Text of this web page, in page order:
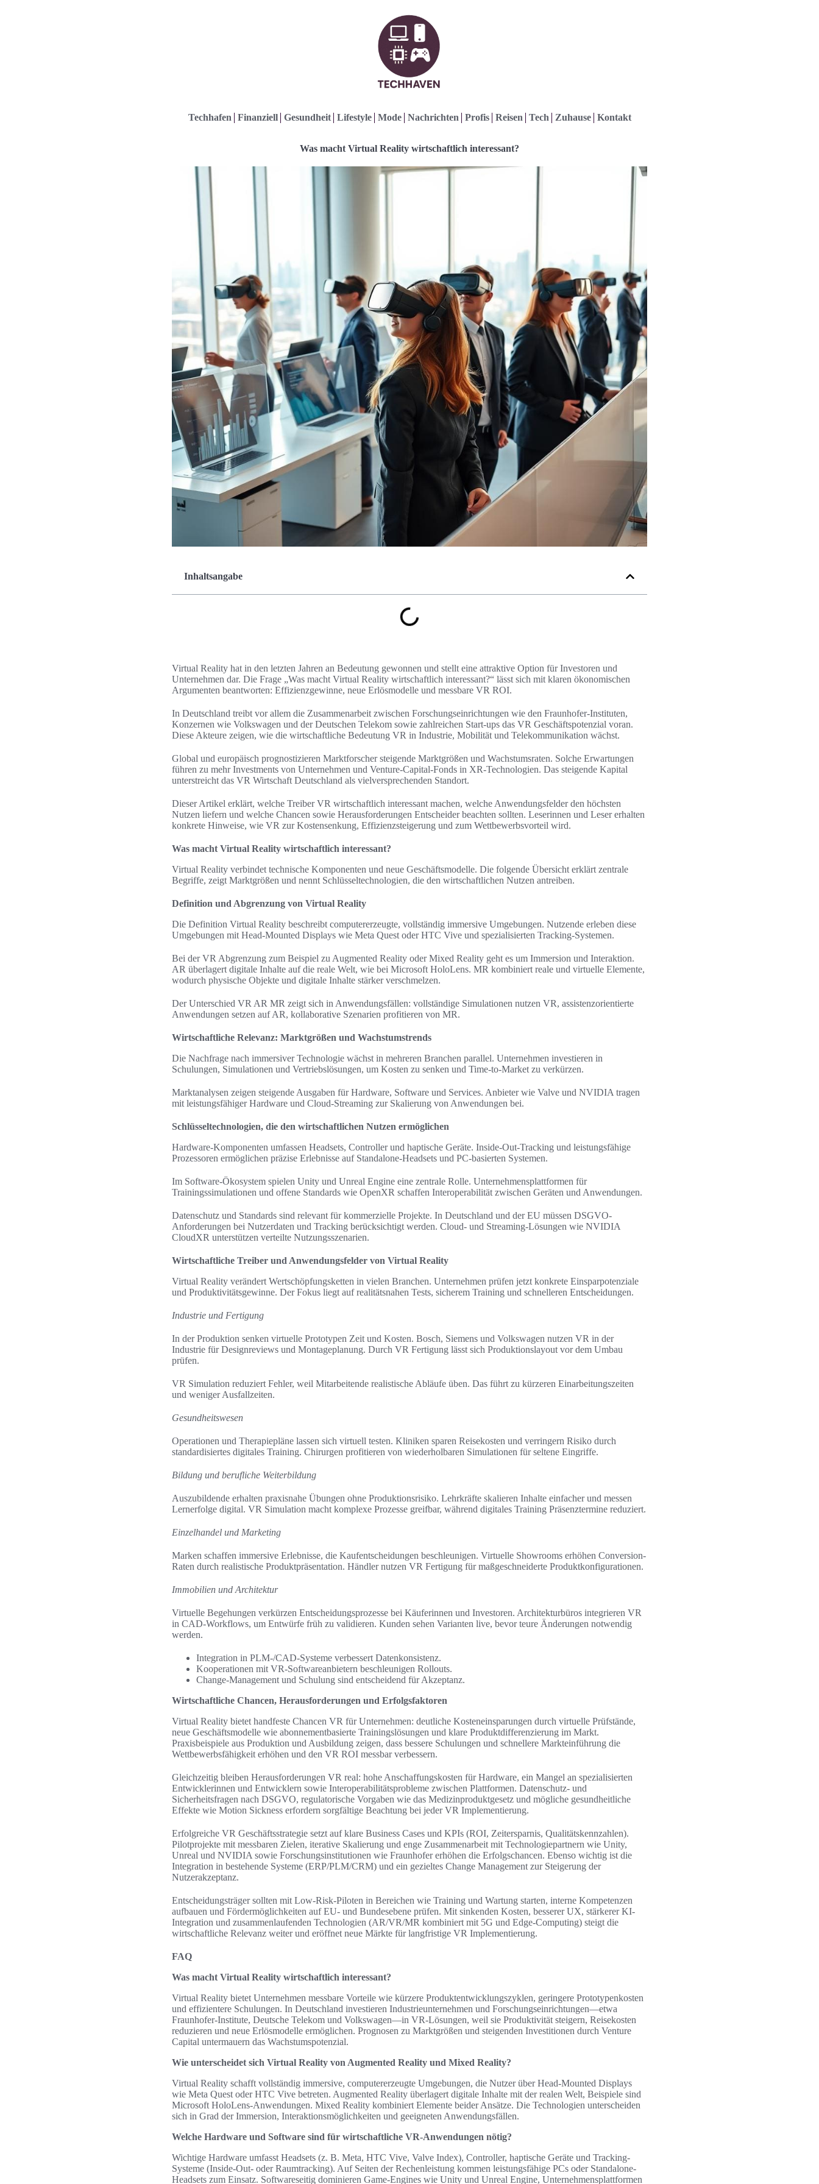
Techhafen Finanziell Gesundheit Lifestyle Mode Nachrichten Profis Reisen Tech Zuhause Kontakt
Was macht Virtual Reality wirtschaftlich interessant?
Inhaltsangabe
Virtual Reality hat in den letzten Jahren an Bedeutung gewonnen und stellt eine attraktive Option für Investoren und
Unternehmen dar. Die Frage „Was macht Virtual Reality wirtschaftlich interessant?“ lässt sich mit klaren ökonomischen
Argumenten beantworten: Effizienzgewinne, neue Erlösmodelle und messbare VR ROI.
In Deutschland treibt vor allem die Zusammenarbeit zwischen Forschungseinrichtungen wie den Fraunhofer-Instituten,
Konzernen wie Volkswagen und der Deutschen Telekom sowie zahlreichen Start-ups das VR Geschäftspotenzial voran.
Diese Akteure zeigen, wie die wirtschaftliche Bedeutung VR in Industrie, Mobilität und Telekommunikation wächst.
Global und europäisch prognostizieren Marktforscher steigende Marktgrößen und Wachstumsraten. Solche Erwartungen
führen zu mehr Investments von Unternehmen und Venture-Capital-Fonds in XR-Technologien. Das steigende Kapital
unterstreicht das VR Wirtschaft Deutschland als vielversprechenden Standort.
Dieser Artikel erklärt, welche Treiber VR wirtschaftlich interessant machen, welche Anwendungsfelder den höchsten
Nutzen liefern und welche Chancen sowie Herausforderungen Entscheider beachten sollten. Leserinnen und Leser erhalten
konkrete Hinweise, wie VR zur Kostensenkung, Effizienzsteigerung und zum Wettbewerbsvorteil wird.
Was macht Virtual Reality wirtschaftlich interessant?
Virtual Reality verbindet technische Komponenten und neue Geschäftsmodelle. Die folgende Übersicht erklärt zentrale
Begriffe, zeigt Marktgrößen und nennt Schlüsseltechnologien, die den wirtschaftlichen Nutzen antreiben.
Definition und Abgrenzung von Virtual Reality
Die Definition Virtual Reality beschreibt computererzeugte, vollständig immersive Umgebungen. Nutzende erleben diese
Umgebungen mit Head-Mounted Displays wie Meta Quest oder HTC Vive und spezialisierten Tracking-Systemen.
Bei der VR Abgrenzung zum Beispiel zu Augmented Reality oder Mixed Reality geht es um Immersion und Interaktion.
AR überlagert digitale Inhalte auf die reale Welt, wie bei Microsoft HoloLens. MR kombiniert reale und virtuelle Elemente,
wodurch physische Objekte und digitale Inhalte stärker verschmelzen.
Der Unterschied VR AR MR zeigt sich in Anwendungsfällen: vollständige Simulationen nutzen VR, assistenzorientierte
Anwendungen setzen auf AR, kollaborative Szenarien profitieren von MR.
Wirtschaftliche Relevanz: Marktgrößen und Wachstumstrends
Die Nachfrage nach immersiver Technologie wächst in mehreren Branchen parallel. Unternehmen investieren in
Schulungen, Simulationen und Vertriebslösungen, um Kosten zu senken und Time-to-Market zu verkürzen.
Marktanalysen zeigen steigende Ausgaben für Hardware, Software und Services. Anbieter wie Valve und NVIDIA tragen
mit leistungsfähiger Hardware und Cloud-Streaming zur Skalierung von Anwendungen bei.
Schlüsseltechnologien, die den wirtschaftlichen Nutzen ermöglichen
Hardware-Komponenten umfassen Headsets, Controller und haptische Geräte. Inside-Out-Tracking und leistungsfähige
Prozessoren ermöglichen präzise Erlebnisse auf Standalone-Headsets und PC-basierten Systemen.
Im Software-Ökosystem spielen Unity und Unreal Engine eine zentrale Rolle. Unternehmensplattformen für
Trainingssimulationen und offene Standards wie OpenXR schaffen Interoperabilität zwischen Geräten und Anwendungen.
Datenschutz und Standards sind relevant für kommerzielle Projekte. In Deutschland und der EU müssen DSGVO-
Anforderungen bei Nutzerdaten und Tracking berücksichtigt werden. Cloud- und Streaming-Lösungen wie NVIDIA
CloudXR unterstützen verteilte Nutzungsszenarien.
Wirtschaftliche Treiber und Anwendungsfelder von Virtual Reality
Virtual Reality verändert Wertschöpfungsketten in vielen Branchen. Unternehmen prüfen jetzt konkrete Einsparpotenziale
und Produktivitätsgewinne. Der Fokus liegt auf realitätsnahen Tests, sicherem Training und schnelleren Entscheidungen.
Industrie und Fertigung
In der Produktion senken virtuelle Prototypen Zeit und Kosten. Bosch, Siemens und Volkswagen nutzen VR in der
Industrie für Designreviews und Montageplanung. Durch VR Fertigung lässt sich Produktionslayout vor dem Umbau
prüfen.
VR Simulation reduziert Fehler, weil Mitarbeitende realistische Abläufe üben. Das führt zu kürzeren Einarbeitungszeiten
und weniger Ausfallzeiten.
Gesundheitswesen
Operationen und Therapiepläne lassen sich virtuell testen. Kliniken sparen Reisekosten und verringern Risiko durch
standardisiertes digitales Training. Chirurgen profitieren von wiederholbaren Simulationen für seltene Eingriffe.
Bildung und berufliche Weiterbildung
Auszubildende erhalten praxisnahe Übungen ohne Produktionsrisiko. Lehrkräfte skalieren Inhalte einfacher und messen
Lernerfolge digital. VR Simulation macht komplexe Prozesse greifbar, während digitales Training Präsenztermine reduziert.
Einzelhandel und Marketing
Marken schaffen immersive Erlebnisse, die Kaufentscheidungen beschleunigen. Virtuelle Showrooms erhöhen Conversion-
Raten durch realistische Produktpräsentation. Händler nutzen VR Fertigung für maßgeschneiderte Produktkonfigurationen.
Immobilien und Architektur
Virtuelle Begehungen verkürzen Entscheidungsprozesse bei Käuferinnen und Investoren. Architekturbüros integrieren VR
in CAD-Workflows, um Entwürfe früh zu validieren. Kunden sehen Varianten live, bevor teure Änderungen notwendig
werden.
Integration in PLM-/CAD-Systeme verbessert Datenkonsistenz.
Kooperationen mit VR-Softwareanbietern beschleunigen Rollouts.
Change-Management und Schulung sind entscheidend für Akzeptanz.
Wirtschaftliche Chancen, Herausforderungen und Erfolgsfaktoren
Virtual Reality bietet handfeste Chancen VR für Unternehmen: deutliche Kosteneinsparungen durch virtuelle Prüfstände,
neue Geschäftsmodelle wie abonnementbasierte Trainingslösungen und klare Produktdifferenzierung im Markt.
Praxisbeispiele aus Produktion und Ausbildung zeigen, dass bessere Schulungen und schnellere Markteinführung die
Wettbewerbsfähigkeit erhöhen und den VR ROI messbar verbessern.
Gleichzeitig bleiben Herausforderungen VR real: hohe Anschaffungskosten für Hardware, ein Mangel an spezialisierten
Entwicklerinnen und Entwicklern sowie Interoperabilitätsprobleme zwischen Plattformen. Datenschutz- und
Sicherheitsfragen nach DSGVO, regulatorische Vorgaben wie das Medizinproduktgesetz und mögliche gesundheitliche
Effekte wie Motion Sickness erfordern sorgfältige Beachtung bei jeder VR Implementierung.
Erfolgreiche VR Geschäftsstrategie setzt auf klare Business Cases und KPIs (ROI, Zeitersparnis, Qualitätskennzahlen).
Pilotprojekte mit messbaren Zielen, iterative Skalierung und enge Zusammenarbeit mit Technologiepartnern wie Unity,
Unreal und NVIDIA sowie Forschungsinstitutionen wie Fraunhofer erhöhen die Erfolgschancen. Ebenso wichtig ist die
Integration in bestehende Systeme (ERP/PLM/CRM) und ein gezieltes Change Management zur Steigerung der
Nutzerakzeptanz.
Entscheidungsträger sollten mit Low-Risk-Piloten in Bereichen wie Training und Wartung starten, interne Kompetenzen
aufbauen und Fördermöglichkeiten auf EU- und Bundesebene prüfen. Mit sinkenden Kosten, besserer UX, stärkerer KI-
Integration und zusammenlaufenden Technologien (AR/VR/MR kombiniert mit 5G und Edge-Computing) steigt die
wirtschaftliche Relevanz weiter und eröffnet neue Märkte für langfristige VR Implementierung.
FAQ
Was macht Virtual Reality wirtschaftlich interessant?
Virtual Reality bietet Unternehmen messbare Vorteile wie kürzere Produktentwicklungszyklen, geringere Prototypenkosten
und effizientere Schulungen. In Deutschland investieren Industrieunternehmen und Forschungseinrichtungen—etwa
Fraunhofer-Institute, Deutsche Telekom und Volkswagen—in VR-Lösungen, weil sie Produktivität steigern, Reisekosten
reduzieren und neue Erlösmodelle ermöglichen. Prognosen zu Marktgrößen und steigenden Investitionen durch Venture
Capital untermauern das Wachstumspotenzial.
Wie unterscheidet sich Virtual Reality von Augmented Reality und Mixed Reality?
Virtual Reality schafft vollständig immersive, computererzeugte Umgebungen, die Nutzer über Head-Mounted Displays
wie Meta Quest oder HTC Vive betreten. Augmented Reality überlagert digitale Inhalte mit der realen Welt, Beispiele sind
Microsoft HoloLens-Anwendungen. Mixed Reality kombiniert Elemente beider Ansätze. Die Technologien unterscheiden
sich in Grad der Immersion, Interaktionsmöglichkeiten und geeigneten Anwendungsfällen.
Welche Hardware und Software sind für wirtschaftliche VR-Anwendungen nötig?
Wichtige Hardware umfasst Headsets (z. B. Meta, HTC Vive, Valve Index), Controller, haptische Geräte und Tracking-
Systeme (Inside-Out- oder Raumtracking). Auf Seiten der Rechenleistung kommen leistungsfähige PCs oder Standalone-
Headsets zum Einsatz. Softwareseitig dominieren Game-Engines wie Unity und Unreal Engine, Unternehmensplattformen